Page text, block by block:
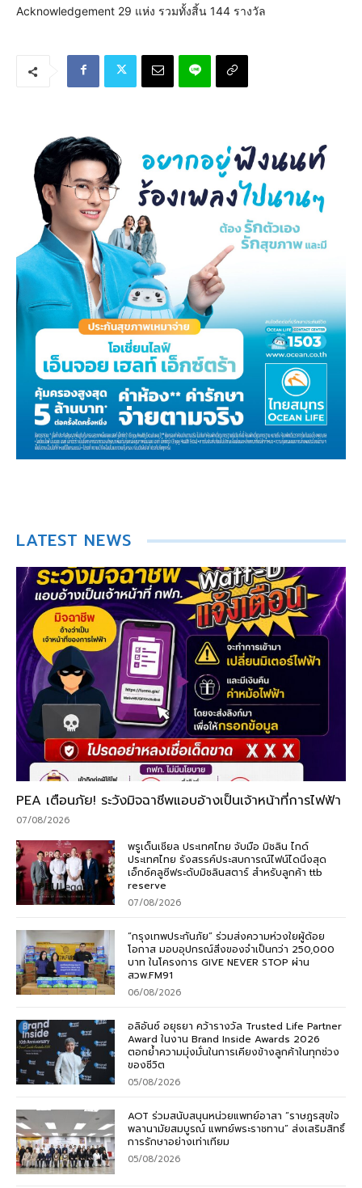
Acknowledgement 29 แห่ง รวมทั้งสิ้น 144 รางวัล
LATEST NEWS
PEA เตือนภัย! ระวังมิจฉาชีพแอบอ้างเป็นเจ้าหน้าที่การไฟฟ้า
07/08/2026
พรูเด็นเชียล ประเทศไทย จับมือ มิชลิน ไกด์
ประเทศไทย รังสรรค์ประสบการณ์ไฟน์ไดนิ่งสุด
เอ็กซ์คลูซีฟระดับมิชลินสตาร์ สำหรับลูกค้า ttb
reserve
07/08/2026
“กรุงเทพประกันภัย” ร่วมส่งความห่วงใยผู้ด้อย
โอกาส มอบอุปกรณ์สิ่งของจำเป็นกว่า 250,000
บาท ในโครงการ GIVE NEVER STOP ผ่าน
สวพ.FM91
06/08/2026
อลิอันซ์ อยุธยา คว้ารางวัล Trusted Life Partner
Award ในงาน Brand Inside Awards 2026
ตอกย้ำความมุ่งมั่นในการเคียงข้างลูกค้าในทุกช่วง
ของชีวิต
05/08/2026
AOT ร่วมสนับสนุนหน่วยแพทย์อาสา “ราษฎรสุขใจ
พลานามัยสมบูรณ์ แพทย์พระราชทาน” ส่งเสริมสิทธิ์
การรักษาอย่างเท่าเทียม
05/08/2026